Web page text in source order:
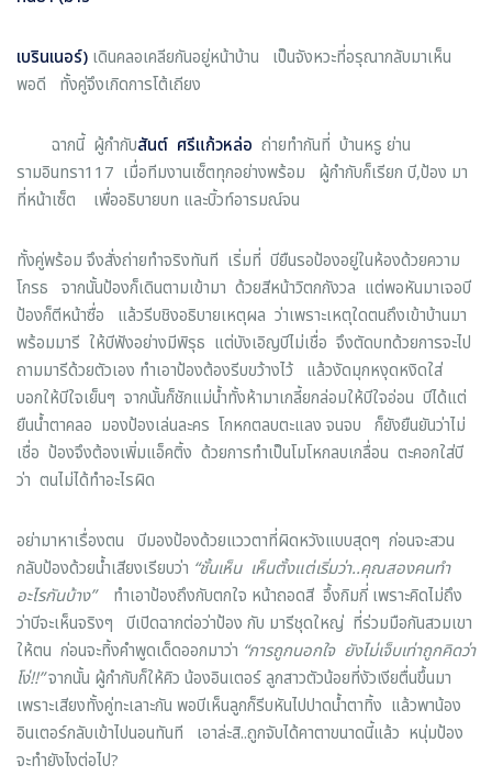
เบรินเนอร์) เดินคลอเคลียกันอยู่หน้าบ้าน เป็นจังหวะที่อรุณากลับมาเห็น
พอดี ทั้งคู่จึงเกิดการโต้เถียง
ฉากนี้ ผู้กำกับสันต์ ศรีแก้วหล่อ ถ่ายทำกันที่ บ้านหรู ย่าน
รามอินทรา117 เมื่อทีมงานเซ็ตทุกอย่างพร้อม ผู้กำกับก็เรียก บี,ป้อง มา
ที่หน้าเซ็ต เพื่ออธิบายบท และบิ้วท์อารมณ์จน
ทั้งคู่พร้อม จึงสั่งถ่ายทำจริงทันที เริ่มที่ บียืนรอป้องอยู่ในห้องด้วยความ
โกรธ จากนั้นป้องก็เดินตามเข้ามา ด้วยสีหน้าวิตกกังวล แต่พอหันมาเจอบี
ป้องก็ตีหน้าซื่อ แล้วรีบชิงอธิบายเหตุผล ว่าเพราะเหตุใดตนถึงเข้าบ้านมา
พร้อมมารี ให้บีฟังอย่างมีพิรุธ แต่บังเอิญบีไม่เชื่อ จึงตัดบทด้วยการจะไป
ถามมารีด้วยตัวเอง ทำเอาป้องต้องรีบขว้างไว้ แล้วงัดมุกหงุดหงิดใส่
บอกให้บีใจเย็นๆ จากนั้นก็ชักแม่น้ำทั้งห้ามาเกลี้ยกล่อมให้บีใจอ่อน บีได้แต่
ยืนน้ำตาคลอ มองป้องเล่นละคร โกหกตลบตะแลง จนจบ ก็ยังยืนยันว่าไม่
เชื่อ ป้องจึงต้องเพิ่มแอ็คติ้ง ด้วยการทำเป็นโมโหกลบเกลื่อน ตะคอกใส่บี
ว่า ตนไม่ได้ทำอะไรผิด
อย่ามาหาเรื่องตน บีมองป้องด้วยแววตาที่ผิดหวังแบบสุดๆ ก่อนจะสวน
กลับป้องด้วยน้ำเสียงเรียบว่า “ชั้นเห็น เห็นตั้งแต่เริ่มว่า..คุณสองคนทำ
อะไรกันบ้าง”ทำเอาป้องถึงกับตกใจ หน้าถอดสี อึ้งกิมกี่ เพราะคิดไม่ถึง
ว่าบีจะเห็นจริงๆ บีเปิดฉากต่อว่าป้อง กับ มารีชุดใหญ่ ที่ร่วมมือกันสวมเขา
ให้ตน ก่อนจะทิ้งคำพูดเด็ดออกมาว่า “การถูกนอกใจ ยังไม่เจ็บเท่าถูกคิดว่า
โง่!!”จากนั้น ผู้กำกับก็ให้คิว น้องอินเตอร์ ลูกสาวตัวน้อยที่งัวเงียตื่นขึ้นมา
เพราะเสียงทั้งคู่ทะเลาะกัน พอบีเห็นลูกก็รีบหันไปปาดน้ำตาทิ้ง แล้วพาน้อง
อินเตอร์กลับเข้าไปนอนทันที เอาล่ะสิ..ถูกจับได้คาตาขนาดนี้แล้ว หนุ่มป้อง
จะทำยังไงต่อไป?